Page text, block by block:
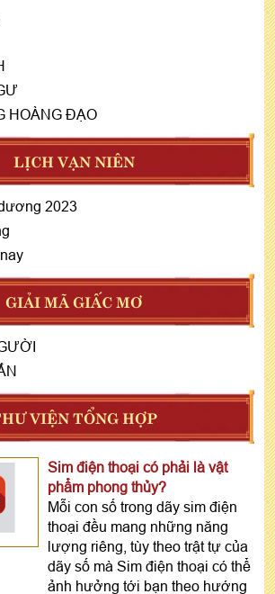
HOÀNG ĐẠO
LỊCH VẠN NIÊN
2023
GIẢI MÃ GIẤC MƠ
VIỆN TỔNG HỢP
Sim điện thoại có phải là vật
phẩm phong thủy?
Mỗi con số trong dãy sim điện
thoại đều mang những năng
lượng riêng, tùy theo trật tự của
dãy số mà Sim điện thoại có thể
ảnh hưởng tới bạn theo hướng